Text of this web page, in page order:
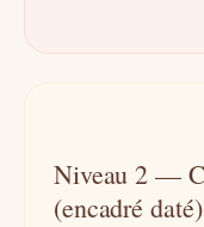
Niveau 2 —
(encadré daté)